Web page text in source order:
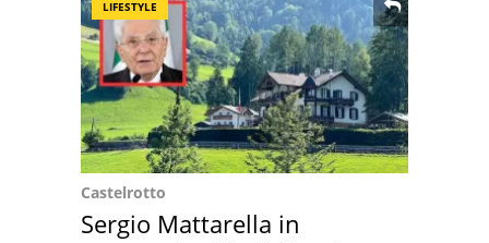
LIFESTYLE
Castelrotto
Sergio Mattarella in